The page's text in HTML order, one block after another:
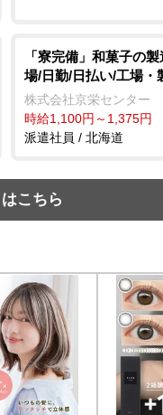
「寮完備」和菓子の
場/日勤/日払い/工場・
株式会社京栄センター
時給1,100円～1,375円
派遣社員 / 北海道
こちら